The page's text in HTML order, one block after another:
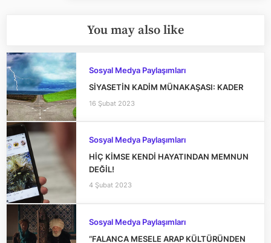
You may also like
Sosyal Medya Paylaşımları
SİYASETİN KADİM MÜNAKAŞASI: KADER
16 Şubat 2023
Sosyal Medya Paylaşımları
HİÇ KİMSE KENDİ HAYATINDAN MEMNUN
DEĞİL!
4 Şubat 2023
Sosyal Medya Paylaşımları
“FALANCA MESELE ARAP KÜLTÜRÜNDEN